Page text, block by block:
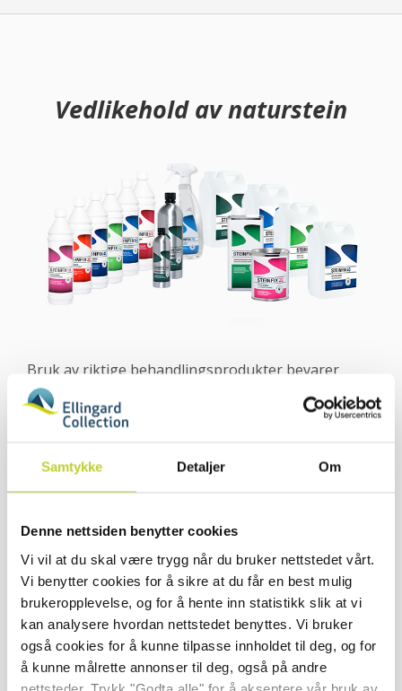
Samtykke Detaljer Om
Denne nettsiden benytter cookies
Vi vil at du skal være trygg når du bruker nettstedet vårt.
Vi benytter cookies for å sikre at du får en best mulig
brukeropplevelse, og for å hente inn statistikk slik at vi
kan analysere hvordan nettstedet benyttes. Vi bruker
også cookies for å kunne tilpasse innholdet til deg, og for
å kunne målrette annonser til deg, også på andre
nettsteder. Trykk "Godta alle" for å akseptere vår bruk av
Vedlikehold av naturstein
Bruk av riktige behandlingsprodukter bevarer
natursteinens unike utseende og karakteristikk,
samtidig som renholdet forenkles. STEINFIX er en
naturstein og skånsomme mot både miljø og